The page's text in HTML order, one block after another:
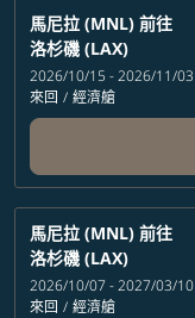
馬尼拉 (MNL) 前往
洛杉磯 (LAX)
2026/10/15 - 2026/11/03
來回 / 經濟艙
馬尼拉 (MNL) 前往
洛杉磯 (LAX)
2026/10/07 - 2027/03/10
來回 / 經濟艙